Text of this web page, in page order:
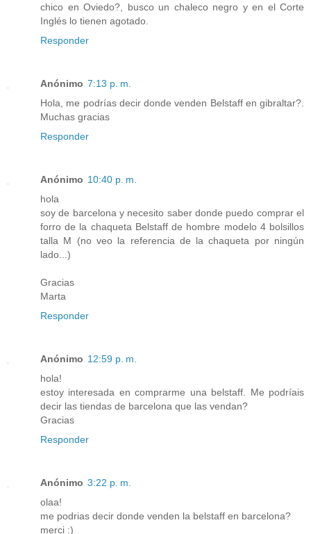
chico en Oviedo?, busco un chaleco negro y en el Corte
Inglés lo tienen agotado.
Responder
Anónimo 7:13 p. m.
Hola, me podrías decir donde venden Belstaff en gibraltar?.
Muchas gracias
Responder
Anónimo 10:40 p. m.
hola
soy de barcelona y necesito saber donde puedo comprar el
forro de la chaqueta Belstaff de hombre modelo 4 bolsillos
talla M (no veo la referencia de la chaqueta por ningún
lado...)
Gracias
Marta
Responder
Anónimo 12:59 p. m.
hola!
estoy interesada en comprarme una belstaff. Me podríais
decir las tiendas de barcelona que las vendan?
Gracias
Responder
Anónimo 3:22 p. m.
olaa!
me podrias decir donde venden la belstaff en barcelona?
merci :)